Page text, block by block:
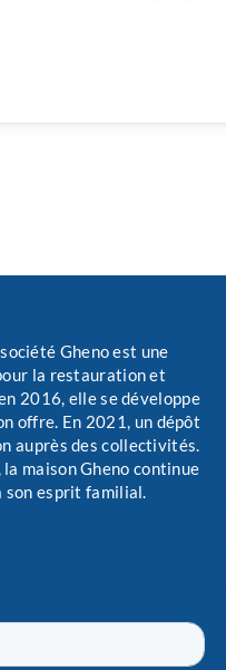
Gheno est une
la restauration et
2016, elle se développe
offre. En 2021, un dépôt
auprès des collectivités.
maison Gheno continue
son esprit familial.